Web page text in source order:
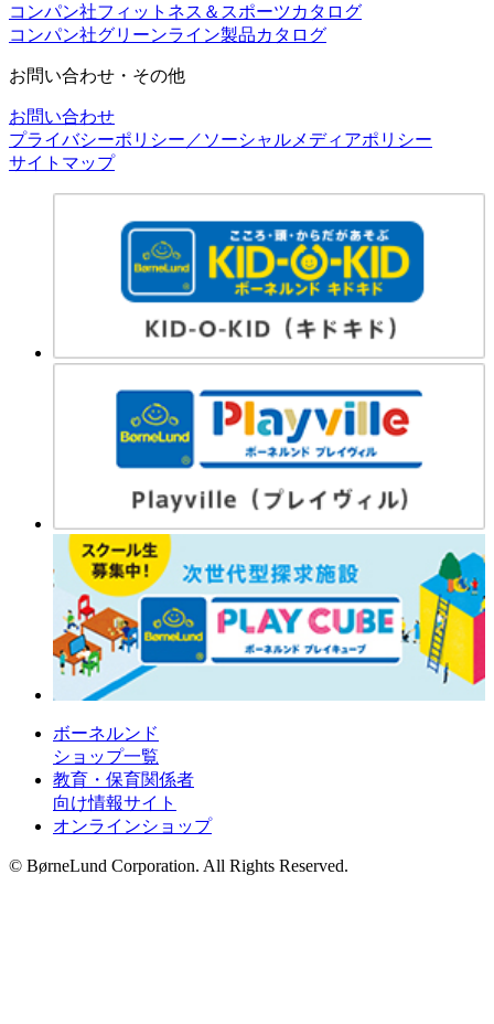
コンパン社フィットネス＆スポーツカタログ
コンパン社グリーンライン製品カタログ
お問い合わせ・その他
お問い合わせ
プライバシーポリシー／ソーシャルメディアポリシー
サイトマップ
ボーネルンド
ショップ一覧
教育・保育関係者
向け情報サイト
オンラインショップ
© BørneLund Corporation. All Rights Reserved.